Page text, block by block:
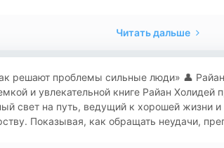
Читать дальше
решают проблемы сильные люди» 👤
и увлекательной книге Райан Холидей
свет на путь, ведущий к хорошей жизни
Показывая, как обращать неудачи,